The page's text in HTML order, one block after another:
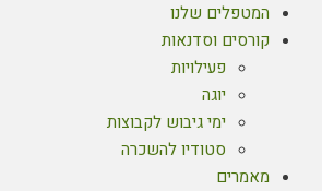
המטפלים שלנו
קורסים וסדנאות
פעילויות
יוגה
ימי גיבוש לקבוצות
סטודיו להשכרה
מאמרים